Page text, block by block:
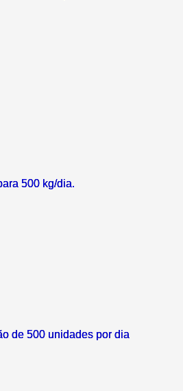
500 kg/dia.
de 500 unidades por dia